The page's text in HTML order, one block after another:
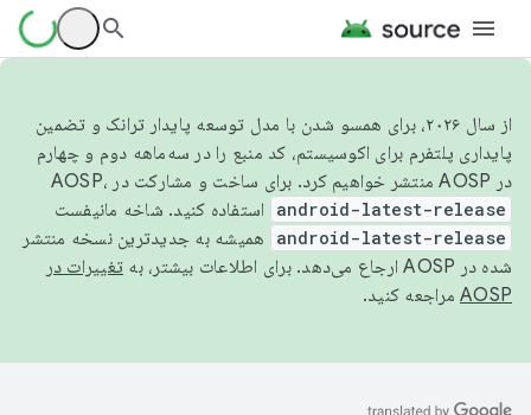
از سال ۲۰۲۶، برای همسو شدن با مدل توسعه پایدار ترانک و تضمین
پایداری پلتفرم برای اکوسیستم، کد منبع را در سه‌ماهه دوم و چهارم
در AOSP منتشر خواهیم کرد. برای ساخت و مشارکت در AOSP،
android-latest-release استفاده کنید. شاخه مانیفست
android-latest-release
همیشه به جدیدترین نسخه منتشر
شده در AOSP ارجاع می‌دهد. برای اطلاعات بیشتر، به
تغییرات در
AOSP مراجعه کنید.